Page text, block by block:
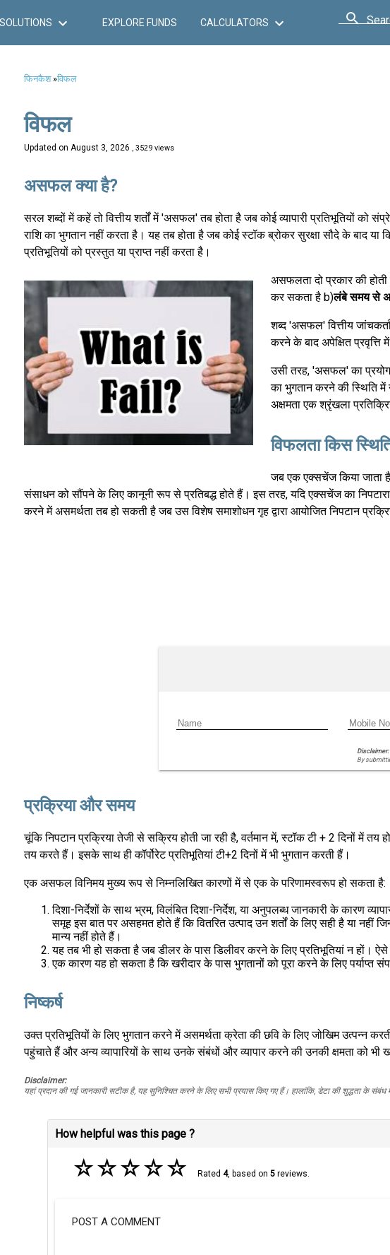
SOLUTIONS EXPLORE FUNDS CALCULATORS
फिनकैश»विफल
विफल
Updated on August 3, 2026 , 3529 views
असफल क्या है?
सरल शब्दों में कहें तो वित्तीय शर्तों में 'असफल' तब होता है जब कोई व्यापारी प्रतिभूतियों को
राशि का भुगतान नहीं करता है। यह तब होता है जब कोई स्टॉक ब्रोकर सुरक्षा सौदे के बाद या
प्रतिभूतियों को प्रस्तुत या प्राप्त नहीं करता है।
असफलता दो प्रकार की
कर सकता है b)लंबे समय से
शब्द 'असफल' वित्तीय
करने के बाद अपेक्षित प्रवृत्ति
उसी तरह, 'असफल' का
का भुगतान करने की स्थिति
अक्षमता एक श्रृंखला
विफलता किस
जब एक एक्सचेंज किया जाता
संसाधन को सौंपने के लिए कानूनी रूप से प्रतिबद्ध होते हैं। इस तरह, यदि एक्सचेंज का
करने में असमर्थता तब हो सकती है जब उस विशेष समाशोधन गृह द्वारा आयोजित निपटान
Disclaimer:
By
प्रक्रिया और समय
चूंकि निपटान प्रक्रिया तेजी से सक्रिय होती जा रही है, वर्तमान में, स्टॉक टी + 2 दिनों में तय
तय करते हैं। इसके साथ ही कॉर्पोरेट प्रतिभूतियां टी+2 दिनों में भी भुगतान करती हैं।
एक असफल विनिमय मुख्य रूप से निम्नलिखित कारणों में से एक के परिणामस्वरूप हो सकता है:
दिशा-निर्देशों के साथ भ्रम, विलंबित दिशा-निर्देश, या अनुपलब्ध जानकारी के कारण
समूह इस बात पर असहमत होते हैं कि वितरित उत्पाद उन शर्तों के लिए सही है या
मान्य नहीं होते हैं।
यह तब भी हो सकता है जब डीलर के पास डिलीवर करने के लिए प्रतिभूतियां न हों। ऐसे
एक कारण यह हो सकता है कि खरीदार के पास भुगतानों को पूरा करने के लिए पर्याप्त
निष्कर्ष
उक्त प्रतिभूतियों के लिए भुगतान करने में असमर्थता क्रेता की छवि के लिए जोखिम उत्पन्न
पहुंचाते हैं और अन्य व्यापारियों के साथ उनके संबंधों और व्यापार करने की उनकी क्षमता को भी
Disclaimer:
यहां प्रदान की गई जानकारी सटीक है, यह सुनिश्चित करने के लिए सभी प्रयास किए गए हैं। हालांकि, डेटा की शुद्धता के
How helpful was this page ?
☆☆☆☆☆ Rated 4, based on 5reviews.
POST A COMMENT